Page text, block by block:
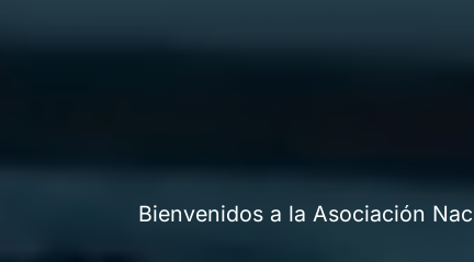
Bienvenidos a la Asociación